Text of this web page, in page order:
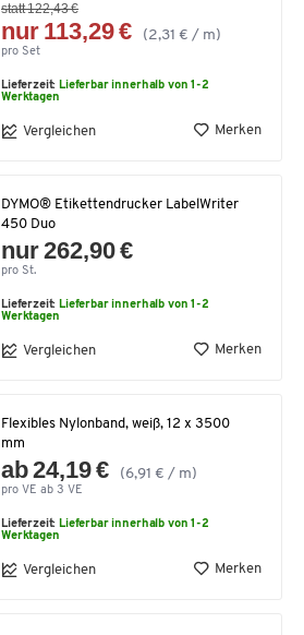
statt 122,43 €
nur 113,29 € (2,31 € / m)
pro Set
Lieferzeit: Lieferbar innerhalb von 1-2
Werktagen
Vergleichen Merken
DYMO® Etikettendrucker LabelWriter
450 Duo
nur 262,90 €
pro St.
Lieferzeit: Lieferbar innerhalb von 1-2
Werktagen
Vergleichen Merken
Flexibles Nylonband, weiß, 12 x 3500
mm
ab 24,19 € (6,91 € / m)
pro VE ab 3 VE
Lieferzeit: Lieferbar innerhalb von 1-2
Werktagen
Vergleichen Merken